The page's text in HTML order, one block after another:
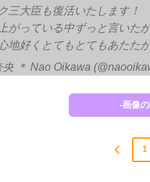
三大臣も復活いたします！
がっている中ずっと言いた
地好くとてもとてもあたた
＊ Nao Oikawa
-画像
1